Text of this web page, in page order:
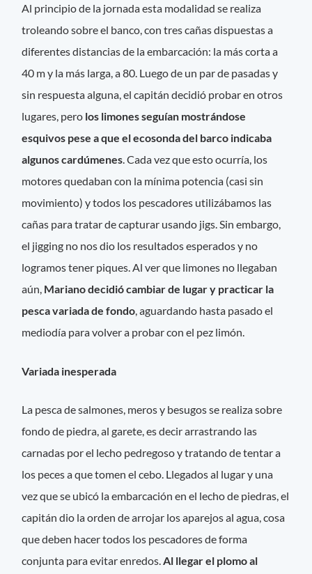
Al principio de la jornada esta modalidad se realiza
troleando sobre el banco, con tres cañas dispuestas a
diferentes distancias de la embarcación: la más corta a
40 m y la más larga, a 80. Luego de un par de pasadas y
sin respuesta alguna, el capitán decidió probar en otros
lugares, pero los limones seguían mostrándose
esquivos pese a que el ecosonda del barco indicaba
algunos cardúmenes. Cada vez que esto ocurría, los
motores quedaban con la mínima potencia (casi sin
movimiento) y todos los pescadores utilizábamos las
cañas para tratar de capturar usando jigs. Sin embargo,
el jigging no nos dio los resultados esperados y no
logramos tener piques. Al ver que limones no llegaban
aún, Mariano decidió cambiar de lugar y practicar la
pesca variada de fondo, aguardando hasta pasado el
mediodía para volver a probar con el pez limón.
Variada inesperada
La pesca de salmones, meros y besugos se realiza sobre
fondo de piedra, al garete, es decir arrastrando las
carnadas por el lecho pedregoso y tratando de tentar a
los peces a que tomen el cebo. Llegados al lugar y una
vez que se ubicó la embarcación en el lecho de piedras, el
capitán dio la orden de arrojar los aparejos al agua, cosa
que deben hacer todos los pescadores de forma
conjunta para evitar enredos.Al llegar el plomo al